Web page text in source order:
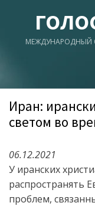
МЕЖДУНАРОДНЫЙ
Иран:
светом во
06.12.2021
У иранских
распространять
проблем,